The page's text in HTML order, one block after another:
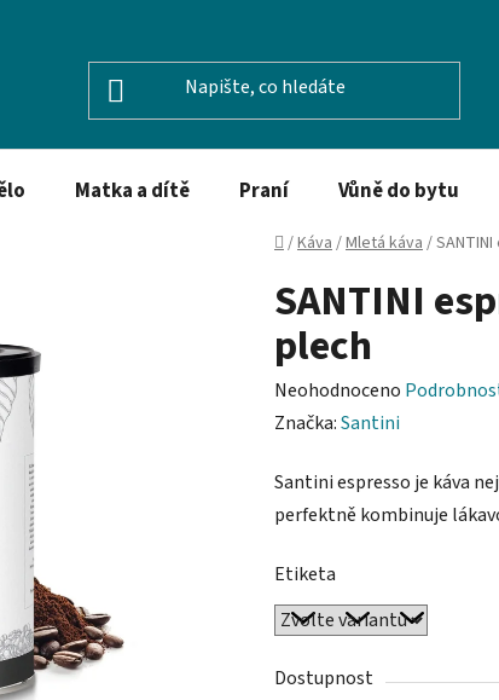
Matka a dítě Praní Vůně do bytu
Domů
/Káva/Mletá káva/
SANTINI
plech
Průměrné
hodnocení
je
0,0
5
hvězdiček.
Neohodnoceno
Značka:Santini
Santini espresso je káva
perfektně kombinuje
Etiketa
Dostupnost